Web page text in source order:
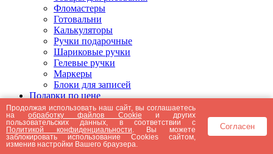
Фломастеры
Готовальни
Калькуляторы
Ручки подарочные
Шариковые ручки
Гелевые ручки
Маркеры
Блоки для записей
Подарки по цене
Подарки от 5000 рублей
Подарки до 5000 рублей
Подарки до 3000 рублей
Подарки до 2000 рублей
Подарки до 1000 рублей
Продолжая использовать наш сайт, вы соглашаетесь
наобработку файлов Cookie и других
пользовательских данных, в соответствии с
Политикой конфиденциальности . Вы можете
заблокировать использование Cookies сайтом,
изменив настройки Вашего браузера.
Согласен